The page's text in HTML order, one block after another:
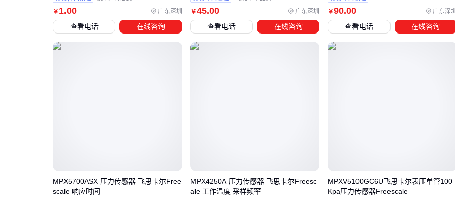
对于非标场景如工业控制或视频传输，
可能是更稳妥
的选择。其模块化设计能整合协议转换功能，例如
煤矿用485
可同时解决电气隔离和信号中继问题，而
际传输仍可能出现信号衰减或连接不稳定。这往往源于跳线接
口与模块光口的物理兼容性问题——不同抛光工艺（如UPC与
￥ 1.00 广东深圳
查看电话 在线咨询
￥45.00 广东深圳
查看电话 在线咨询
￥90.00 广东深
查看电话 在线咨询
MPX5700ASX 压力传感器 飞思卡尔Free
scale 响应时间
MPX4250A 压力传感器 飞思卡尔Freesc
ale 工作温度 采样频率
MPXV5100GC6U飞思卡尔表压单管100
Kpa压力传感器Freescale